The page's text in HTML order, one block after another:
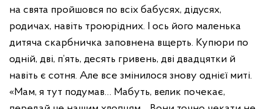
на свята пройшовся по всіх бабусях, дідусях,
родичах, навіть троюрідних. І ось його маленька
дитяча скарбничка заповнена вщерть. Купюри по
одній, дві, п’ять, десять гривень, дві двадцятки й
навіть є сотня. Але все змінилося знову однієї миті.
«Мам, я тут подумав… Мабуть, велик почекає,